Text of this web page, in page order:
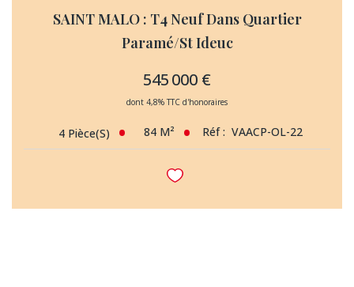
SAINT MALO : T4 Neuf Dans Quartier
Paramé/St Ideuc
545 000 €
dont 4,8% TTC d'honoraires
4 Pièce(s) 84 M² Réf : VAACP-OL-22